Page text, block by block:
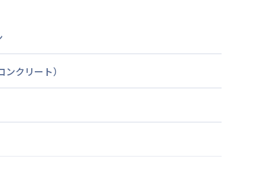
ンクリート）